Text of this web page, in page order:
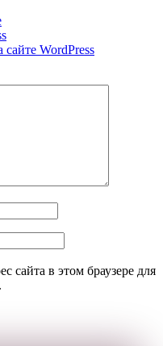
WordPress
сайта в этом браузере для